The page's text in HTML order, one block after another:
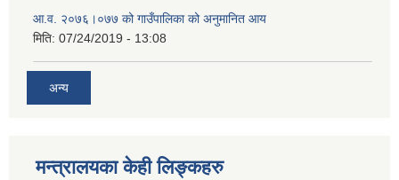
आ.व. २०७६।०७७ को गाउँपालिका को अनुमानित आय
मिति: 07/24/2019 - 13:08
अन्य
मन्त्रालयका केही लिङ्कहरु